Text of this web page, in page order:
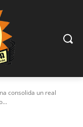
consolida un real